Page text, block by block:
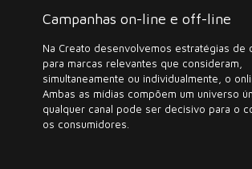
Campanhas on-line e off-line
Na Creato desenvolvemos estratégias de
para marcas relevantes que consideram,
simultaneamente ou individualmente, o
Ambas as mídias compõem um universo
qualquer canal pode ser decisivo para o
os consumidores.